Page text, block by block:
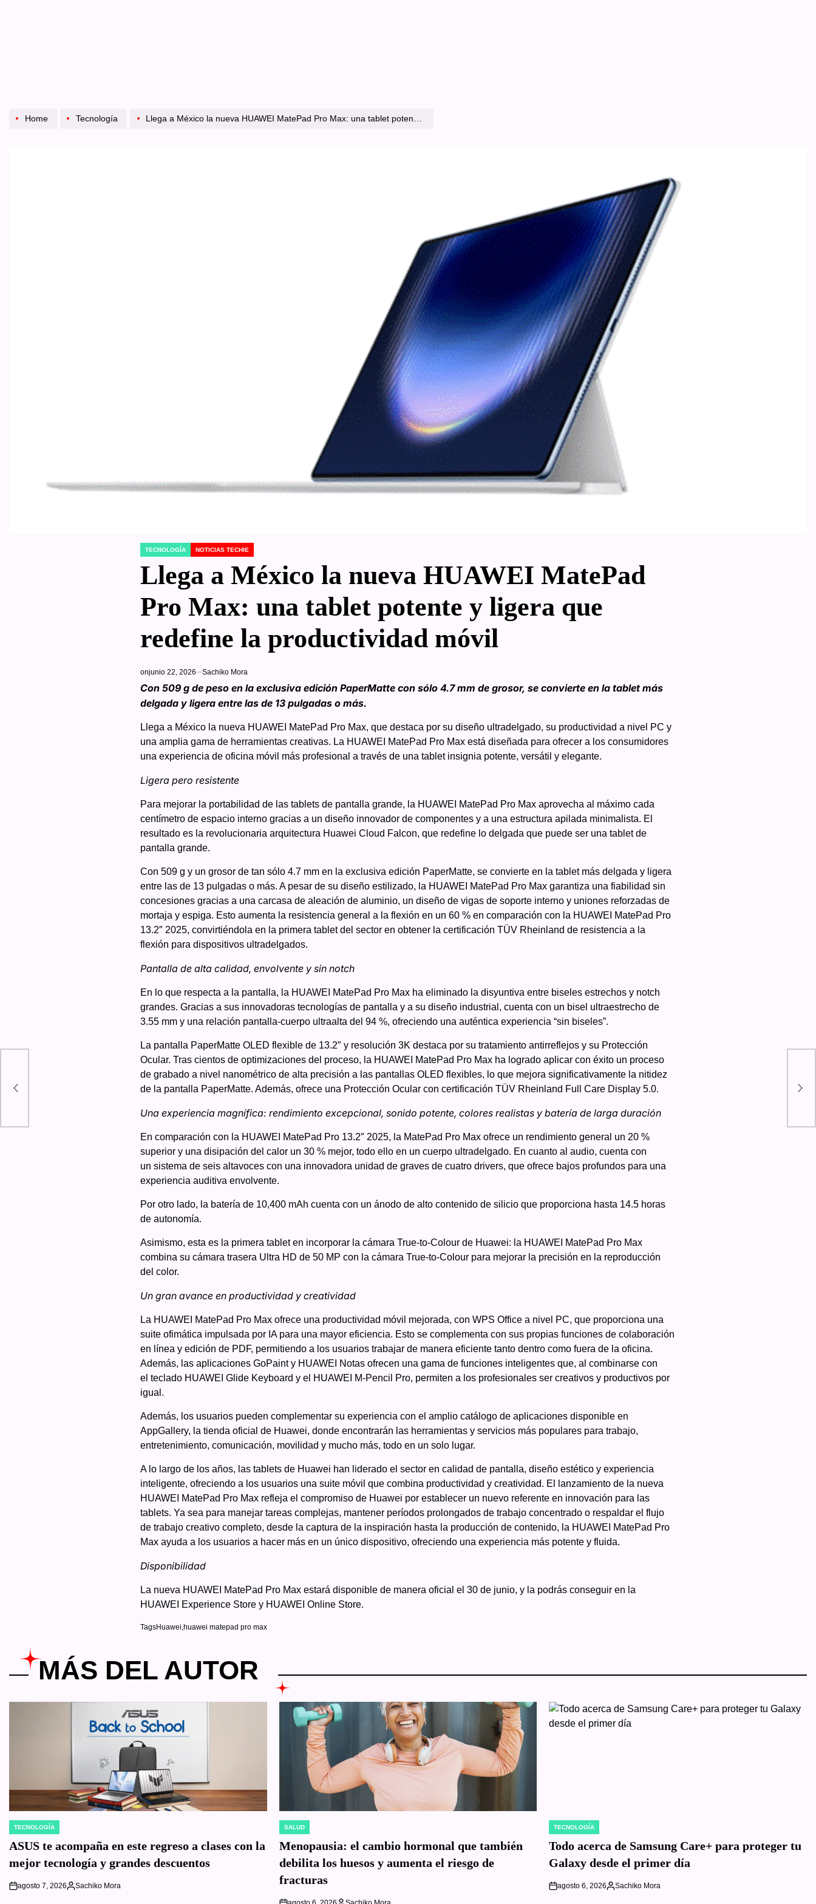
Home Tecnología Llega a México la nueva HUAWEI MatePad Pro Max: una tablet potente y ligera que redefine la productividad móvil
POSTED
TECNOLOGÍA NOTICIAS TECHIE
Llega a México la nueva HUAWEI MatePad
Pro Max: una tablet potente y ligera que
redefine la productividad móvil
onjunio 22, 2026 Sachiko Mora
Con 509 g de peso en la exclusiva edición PaperMatte con sólo 4.7 mm de grosor, se convierte en la tablet más
delgada y ligera entre las de 13 pulgadas o más.
Llega a México la nueva HUAWEI MatePad Pro Max, que destaca por su diseño ultradelgado, su productividad a nivel PC y
una amplia gama de herramientas creativas. La HUAWEI MatePad Pro Max está diseñada para ofrecer a los consumidores
una experiencia de oficina móvil más profesional a través de una tablet insignia potente, versátil y elegante.
Ligera pero resistente
Para mejorar la portabilidad de las tablets de pantalla grande, la HUAWEI MatePad Pro Max aprovecha al máximo cada
centímetro de espacio interno gracias a un diseño innovador de componentes y a una estructura apilada minimalista. El
resultado es la revolucionaria arquitectura Huawei Cloud Falcon, que redefine lo delgada que puede ser una tablet de
pantalla grande.
Con 509 g y un grosor de tan sólo 4.7 mm en la exclusiva edición PaperMatte, se convierte en la tablet más delgada y ligera
entre las de 13 pulgadas o más. A pesar de su diseño estilizado, la HUAWEI MatePad Pro Max garantiza una fiabilidad sin
concesiones gracias a una carcasa de aleación de aluminio, un diseño de vigas de soporte interno y uniones reforzadas de
mortaja y espiga. Esto aumenta la resistencia general a la flexión en un 60 % en comparación con la HUAWEI MatePad Pro
13.2″ 2025, convirtiéndola en la primera tablet del sector en obtener la certificación TÜV Rheinland de resistencia a la
flexión para dispositivos ultradelgados.
Pantalla de alta calidad, envolvente y sin notch
En lo que respecta a la pantalla, la HUAWEI MatePad Pro Max ha eliminado la disyuntiva entre biseles estrechos y notch
grandes. Gracias a sus innovadoras tecnologías de pantalla y a su diseño industrial, cuenta con un bisel ultraestrecho de
3.55 mm y una relación pantalla-cuerpo ultraalta del 94 %, ofreciendo una auténtica experiencia “sin biseles”.
La pantalla PaperMatte OLED flexible de 13.2″ y resolución 3K destaca por su tratamiento antirreflejos y su Protección
Ocular. Tras cientos de optimizaciones del proceso, la HUAWEI MatePad Pro Max ha logrado aplicar con éxito un proceso
de grabado a nivel nanométrico de alta precisión a las pantallas OLED flexibles, lo que mejora significativamente la nitidez
de la pantalla PaperMatte. Además, ofrece una Protección Ocular con certificación TÜV Rheinland Full Care Display 5.0.
Una experiencia magnífica: rendimiento excepcional, sonido potente, colores realistas y batería de larga duración
En comparación con la HUAWEI MatePad Pro 13.2″ 2025, la MatePad Pro Max ofrece un rendimiento general un 20 %
superior y una disipación del calor un 30 % mejor, todo ello en un cuerpo ultradelgado. En cuanto al audio, cuenta con
un sistema de seis altavoces con una innovadora unidad de graves de cuatro drivers, que ofrece bajos profundos para una
experiencia auditiva envolvente.
Por otro lado, la batería de 10,400 mAh cuenta con un ánodo de alto contenido de silicio que proporciona hasta 14.5 horas
de autonomía.
Asimismo, esta es la primera tablet en incorporar la cámara True-to-Colour de Huawei: la HUAWEI MatePad Pro Max
combina su cámara trasera Ultra HD de 50 MP con la cámara True-to-Colour para mejorar la precisión en la reproducción
del color.
Un gran avance en productividad y creatividad
La HUAWEI MatePad Pro Max ofrece una productividad móvil mejorada, con WPS Office a nivel PC, que proporciona una
suite ofimática impulsada por IA para una mayor eficiencia. Esto se complementa con sus propias funciones de colaboración
en línea y edición de PDF, permitiendo a los usuarios trabajar de manera eficiente tanto dentro como fuera de la oficina.
Además, las aplicaciones GoPaint y HUAWEI Notas ofrecen una gama de funciones inteligentes que, al combinarse con
el teclado HUAWEI Glide Keyboard y el HUAWEI M-Pencil Pro, permiten a los profesionales ser creativos y productivos por
igual.
Además, los usuarios pueden complementar su experiencia con el amplio catálogo de aplicaciones disponible en
AppGallery, la tienda oficial de Huawei, donde encontrarán las herramientas y servicios más populares para trabajo,
entretenimiento, comunicación, movilidad y mucho más, todo en un solo lugar.
A lo largo de los años, las tablets de Huawei han liderado el sector en calidad de pantalla, diseño estético y experiencia
inteligente, ofreciendo a los usuarios una suite móvil que combina productividad y creatividad. El lanzamiento de la nueva
HUAWEI MatePad Pro Max refleja el compromiso de Huawei por establecer un nuevo referente en innovación para las
tablets. Ya sea para manejar tareas complejas, mantener períodos prolongados de trabajo concentrado o respaldar el flujo
de trabajo creativo completo, desde la captura de la inspiración hasta la producción de contenido, la HUAWEI MatePad Pro
Max ayuda a los usuarios a hacer más en un único dispositivo, ofreciendo una experiencia más potente y fluida.
Disponibilidad
La nueva HUAWEI MatePad Pro Max estará disponible de manera oficial el 30 de junio, y la podrás conseguir en la
HUAWEI Experience Store y HUAWEI Online Store.
TagsHuawei,huawei matepad pro max
MÁS DEL AUTOR
POSTED
TECNOLOGÍA
ASUS te acompaña en este regreso a clases con la
mejor tecnología y grandes descuentos
on
agosto 7, 2026
Posted
Sachiko Mora
POSTED
SALUD
Menopausia: el cambio hormonal que también
debilita los huesos y aumenta el riesgo de
fracturas
POSTED
TECNOLOGÍA
Todo acerca de Samsung Care+ para proteger tu
Galaxy desde el primer día
on
agosto 6, 2026
Posted
Sachiko Mora